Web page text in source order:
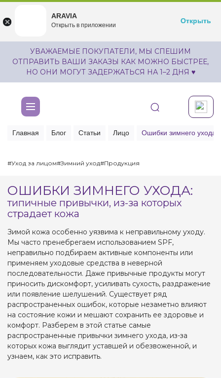
undefined
Бесплатноru.aravia.new
Открыть
УВАЖАЕМЫЕ ПОКУПАТЕЛИ, МЫ СПЕШИМ
ОТПРАВИТЬ ВАШИ ЗАКАЗЫ КАК МОЖНО БЫСТРЕЕ,
НО ОНИ МОГУТ ЗАДЕРЖАТЬСЯ НА 1–2 ДНЯ ♥
Главная Блог Статьи Лицо Ошибки зимнего ухода:
#Уход за лицом#Зимний уход#Продукция
ОШИБКИ ЗИМНЕГО УХОДА:
типичные привычки, из-за которых
страдает кожа
Зимой кожа особенно уязвима к неправильному уходу.
Мы часто пренебрегаем использованием SPF,
неправильно подбираем активные компоненты или
применяем уходовые средства в неверной
последовательности. Даже привычные продукты могут
приносить дискомфорт, усиливать сухость, раздражение
или появление шелушений. Существует ряд
распространенных ошибок, которые незаметно влияют
на состояние кожи и мешают сохранить ее здоровье и
комфорт. Разберем в этой статье самые
распространенные привычки зимнего ухода, из-за
которых кожа выглядит уставшей и обезвоженной, и
узнаем, как это исправить.
ARAVIA
Открыть в приложении
Открыть